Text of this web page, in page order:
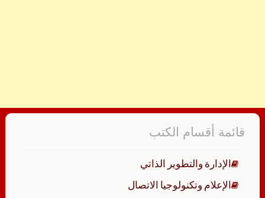
قائمة أقسام الكتب
الإدارة والتطوير الذاتي
الإعلام وتكنولوجيا الاتصال